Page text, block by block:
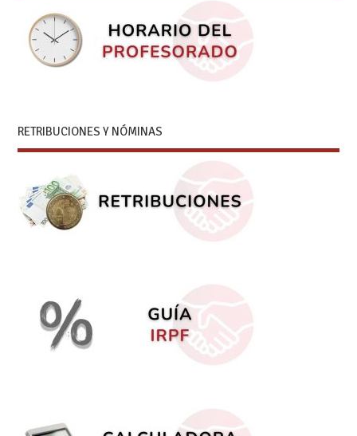
RETRIBUCIONES Y NÓMINAS